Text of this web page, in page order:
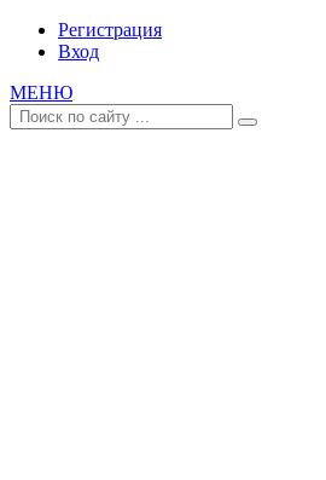
Регистрация
Вход
МЕНЮ